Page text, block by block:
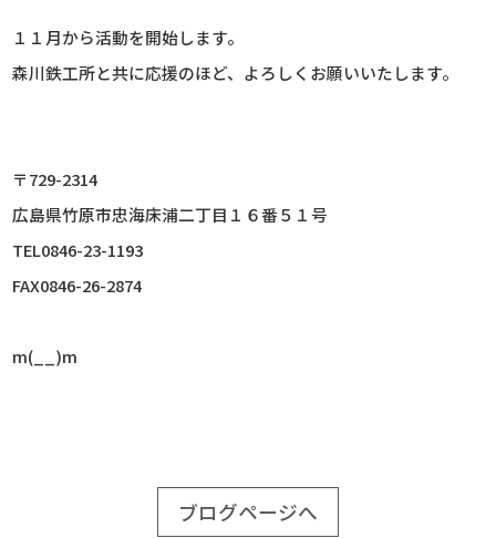
１１月から活動を開始します。
森川鉄工所と共に応援のほど、よろしくお願いいたします。
〒729-2314
広島県竹原市忠海床浦二丁目１６番５１号
TEL0846-23-1193
FAX0846-26-2874
m(__)m
ブログページへ